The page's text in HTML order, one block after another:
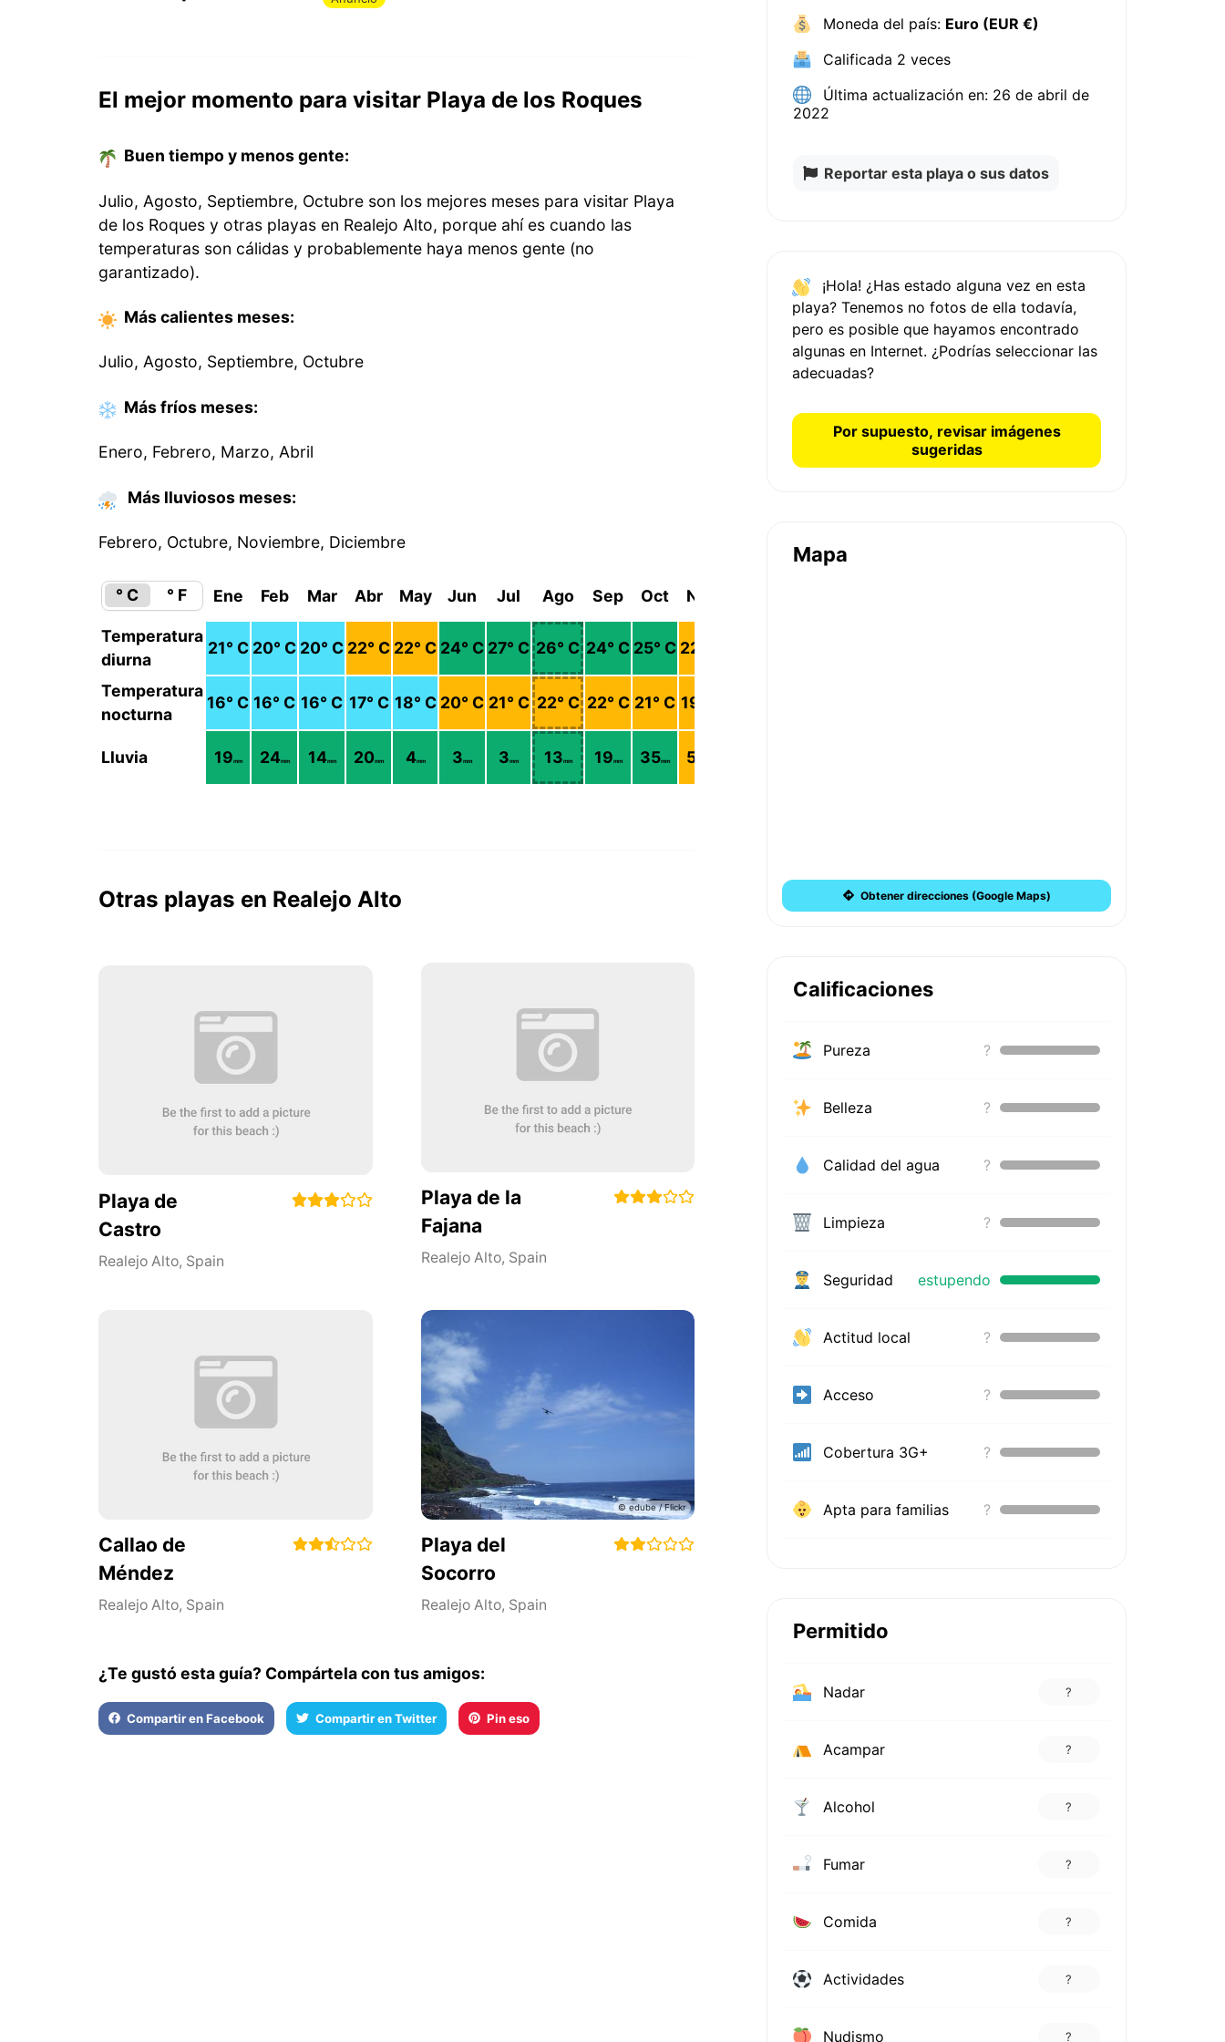
El mejor momento para visitar Playa de los Roques
Buen tiempo y menos gente:
Julio, Agosto, Septiembre, Octubre son los mejores meses para visitar Playa
de los Roques y otras playas en Realejo Alto, porque ahí es cuando las
temperaturas son cálidas y probablemente haya menos gente (no
garantizado).
Más calientes meses:
Julio, Agosto, Septiembre, Octubre
Más fríos meses:
Enero, Febrero, Marzo, Abril
Más lluviosos meses:
Febrero, Octubre, Noviembre, Diciembre
° C ° F Ene Feb Mar Abr May Jun Jul Ago Sep Oct Nov
Temperatura
diurna
21° C 20° C 20° C 22° C 22° C 24° C 27° C 26° C 24° C 25° C 22
Temperatura
nocturna
16° C 16° C 16° C 17° C 18° C 20° C 21° C 22° C 22° C 21° C 19
Lluvia 19mm 24mm 14mm 20mm 4mm 3mm 3mm 13mm 19mm 35mm 50
Otras playas en Realejo Alto
Playa de
Castro
Realejo Alto, Spain
Playa de la
Fajana
Realejo Alto, Spain
Callao de
Méndez
Realejo Alto, Spain
Playa del
Socorro
Realejo Alto, Spain
¿Te gustó esta guía? Compártela con tus amigos:
Compartir en Facebook Compartir en Twitter Pin eso
Moneda del país: Euro (EUR €)
Calificada 2 veces
Última actualización en: 26 de abril de
2022
Reportar esta playa o sus datos
¡Hola! ¿Has estado alguna vez en esta
playa? Tenemos no fotosde ella todavía,
pero es posible que hayamos encontrado
algunas en Internet. ¿Podrías seleccionar las
adecuadas?
Por supuesto, revisar imágenes
sugeridas
Mapa
Obtener direcciones (Google Maps)
Calificaciones
Pureza ?
Belleza ?
Calidad del agua ?
Limpieza ?
Seguridad estupendo
Actitud local ?
Acceso ?
Cobertura 3G+ ?
Apta para familias ?
Permitido
Nadar ?
Acampar ?
Alcohol ?
Fumar ?
Comida ?
Actividades ?
Nudismo ?